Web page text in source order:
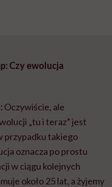
Czy ewolucja
Oczywiście, ale
„tu i teraz” jest
przypadku takiego
oznacza po prostu
w ciągu kolejnych
około 25 lat, a żyjemy